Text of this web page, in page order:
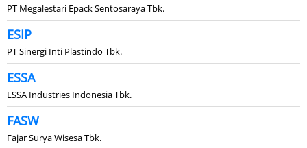
PT Megalestari Epack Sentosaraya Tbk.
ESIP
PT Sinergi Inti Plastindo Tbk.
ESSA
ESSA Industries Indonesia Tbk.
FASW
Fajar Surya Wisesa Tbk.